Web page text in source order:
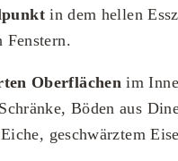
in dem hellen
Fenstern.
Oberflächen im
Böden aus
geschwärztem